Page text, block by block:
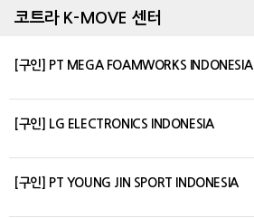
코트라 K-MOVE 센터
[구인] PT MEGA FOAMWORKS INDONESIA
[구인] LG ELECTRONICS INDONESIA
[구인] PT YOUNG JIN SPORT INDONESIA